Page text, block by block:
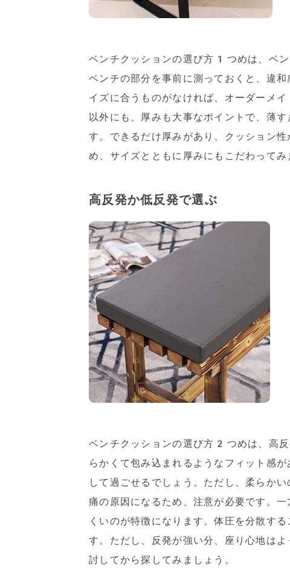
ベンチクッションの選び方1つめは、ベ
ベンチの部分を事前に測っておくと、違
イズに合うものがなければ、オーダーメ
以外にも、厚みも大事なポイントで、薄
す。できるだけ厚みがあり、クッション
め、サイズとともに厚みにもこだわってみ
高反発か低反発で選ぶ
ベンチクッションの選び方2つめは、高
らかくて包み込まれるようなフィット感
して過ごせるでしょう。ただし、柔らか
痛の原因になるため、注意が必要です。
くいのが特徴になります。体圧を分散す
す。ただし、反発が強い分、座り心地は
討してから探してみましょう。